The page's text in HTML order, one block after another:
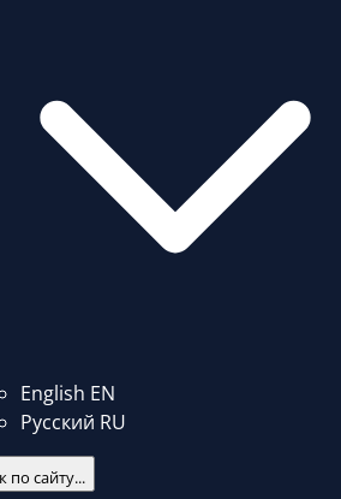
English EN
Русский RU
по сайту...